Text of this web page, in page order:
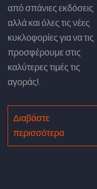
από σπάνιες εκδόσεις
αλλά και όλες τις νέες
κυκλοφορίες για να τις
προσφέρουμε στις
καλύτερες τιμές τις
αγοράς!.
Διαβάστε
περισσότερα